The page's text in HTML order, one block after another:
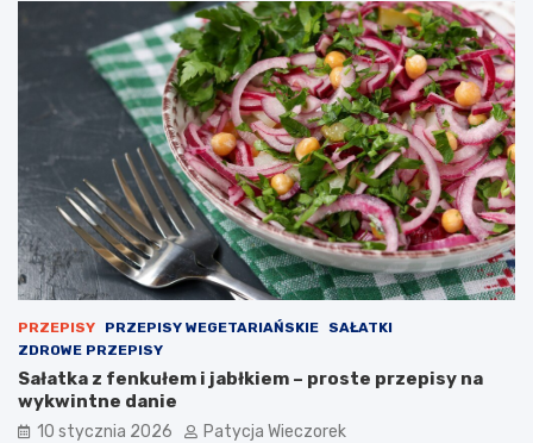
PRZEPISY PRZEPISY WEGETARIAŃSKIE
SAŁATKI
ZDROWE PRZEPISY
Sałatka z fenkułem i jabłkiem – proste przepisy na
wykwintne danie
10 stycznia 2026 Patycja Wieczorek